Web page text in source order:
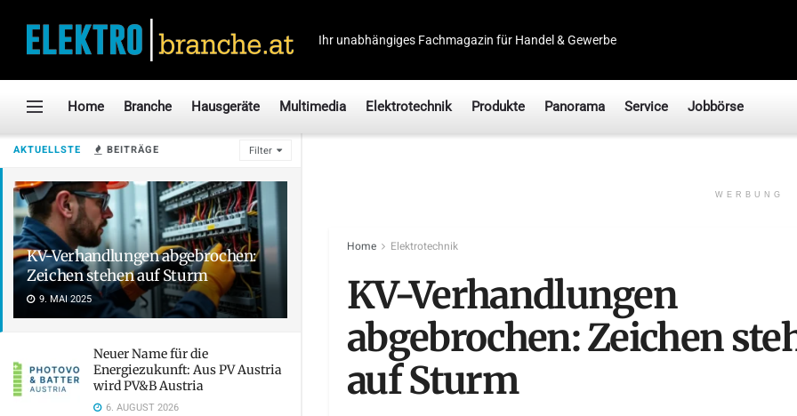
AKTUELLSTE BEITRÄGE Filter
KV-Verhandlungen abgebrochen:
Zeichen stehen auf Sturm
9. MAI 2025
Neuer Name für die
Energiezukunft: Aus PV Austria
wird PV&B Austria
6. AUGUST 2026
Ihr unabhängiges Fachmagazin für Handel & Gewerbe
Home Branche Hausgeräte Multimedia Elektrotechnik Produkte Panorama Service Jobbörse
WERBUNG
Home Elektrotechnik
KV-Verhandlungen
abgebrochen: Zeichen
auf Sturm